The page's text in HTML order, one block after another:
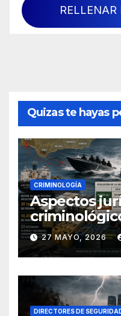
Quizas te hayas
CRIMINOLOGÍA
Aspectos
lucha
en el sur de
27 MAYO, 2026
DIRECTORES DE